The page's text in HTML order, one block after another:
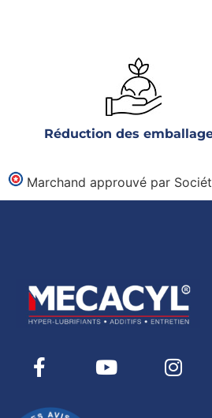
Réduction des
Marchand approuvé par